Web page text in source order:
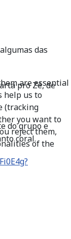
das
pro Zé, de
do grupo e
coral.
are essential
help us to
(tracking
you want to
reject them,
of the